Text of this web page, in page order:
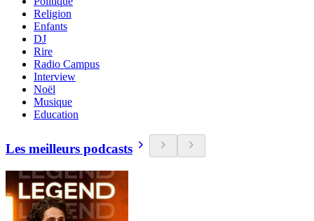
Religion
Enfants
DJ
Rire
Radio Campus
Interview
Noël
Musique
Education
Les meilleurs podcasts